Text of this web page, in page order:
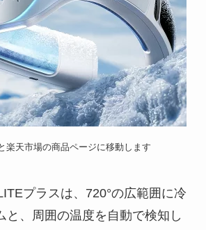
楽天市場の商品ページに移動します
プラスは、720°の広範囲に冷
と、周囲の温度を自動で検知し